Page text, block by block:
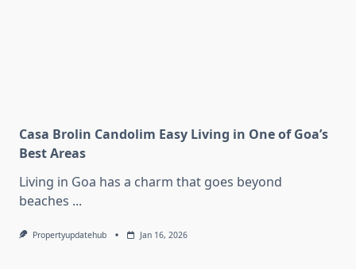
Casa Brolin Candolim Easy Living in One of Goa’s
Best Areas
Living in Goa has a charm that goes beyond
beaches ...
Propertyupdatehub Jan 16, 2026